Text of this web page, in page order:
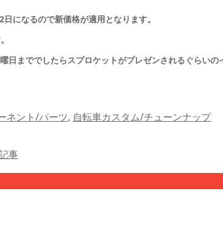
になるので新価格が適用となります。
まででしたらスプロケットがプレゼンされるぐらい
ネント/パーツ, 自転車カスタム/チューンナップ
事